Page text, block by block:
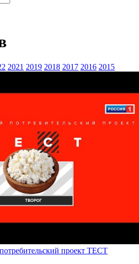
2021 2019 2018 2017 2016 2015
проект ТЕСТ